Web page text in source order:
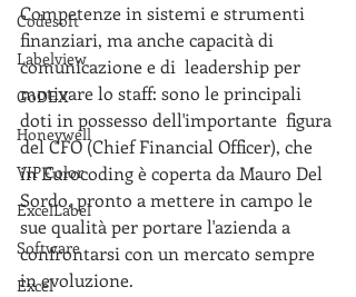
Codesoft
Labelview
GoDEX
Honeywell
VIP Color
ExcelLabel
Software
Excel
Competenze in sistemi e strumenti
finanziari, ma anche capacità di
comunicazione e di  leadership per
motivare lo staff: sono le principali
doti in possesso dell'importante  figura
del CFO (Chief Financial Officer), che
in Eurocoding è coperta da Mauro Del
Sordo, pronto a mettere in campo le
sue qualità per portare l'azienda a
confrontarsi con un mercato sempre
in evoluzione.